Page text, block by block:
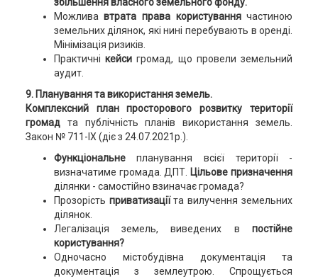
збільшення власного земельного фонду.
Можливавтрата права користуваннячастиною
земельних ділянок, які нині перебувають в оренді.
Мінімізація ризиків.
Практичнікейсигромад, що провели земельний
аудит.
9. Планування та використання земель.
Комплексний план просторового розвитку території
громад та публічність планів використання земель.
Закон № 711-IX (діє з 24.07.2021р.).
Функціональнепланування всієї території -
визначатиме громада. ДПТ. Цільове призначення
ділянки - самостійно взиначає громада?
Прозорість приватизаціїта вилучення земельних
ділянок.
Легалізація земель, виведених впостійне
користування?
Одночасно містобудівна документація та
документація з землеутрою. Спрощується